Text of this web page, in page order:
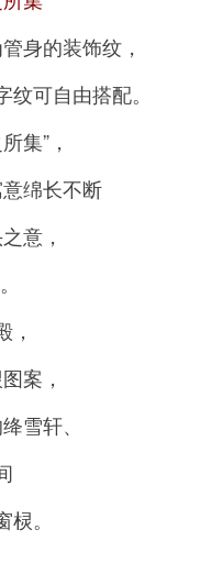
身的装饰纹，
可自由搭配。
集”，
绵长不断
意，
，
案，
雪轩、
。